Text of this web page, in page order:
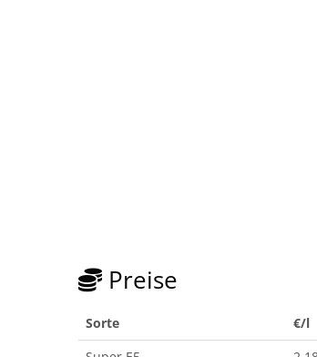
Preise
Sorte
€/l